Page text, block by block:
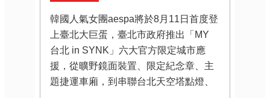
韓國人氣女團aespa將於8月11日首度登
上臺北大巨蛋，臺北市政府推出「MY
台北 in SYNK」六大官方限定城市應
援，從曠野鏡面裝置、限定紀念章、主
題捷運車廂，到串聯台北天空塔點燈、